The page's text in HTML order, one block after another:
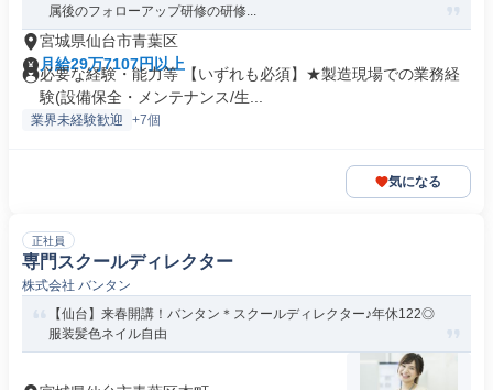
属後のフォローアップ研修の研修...
宮城県仙台市青葉区
月給29万7107円以上
必要な経験・能力等 【いずれも必須】★製造現場での業務経
験(設備保全・メンテナンス/生...
業界未経験歓迎 +7個
気になる
正社員
専門スクールディレクター
株式会社 バンタン
【仙台】来春開講！バンタン＊スクールディレクター♪年休122◎
服装髪色ネイル自由